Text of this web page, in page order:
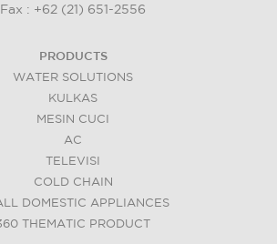
Fax : +62 (21) 651-2556
PRODUCTS
WATER SOLUTIONS
KULKAS
MESIN CUCI
AC
TELEVISI
COLD CHAIN
DOMESTIC APPLIANCES
THEMATIC PRODUCT